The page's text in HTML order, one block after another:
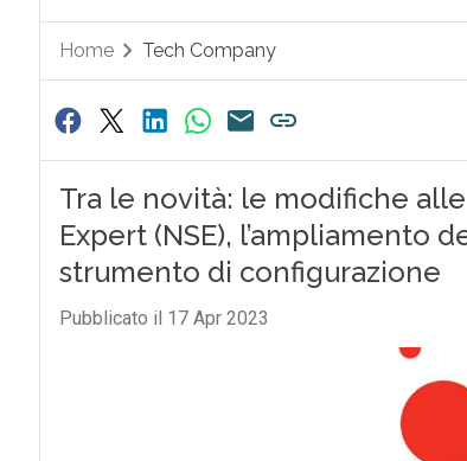
Home Tech Company
Tra le novità: le modifiche
Expert (NSE), l’ampliamento
strumento di configurazione
Pubblicato il 17 Apr 2023